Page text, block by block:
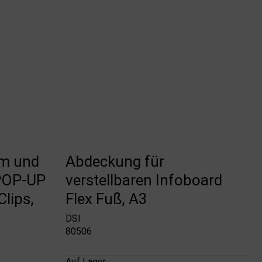
und
UP
Abdeckung für
verstellbaren Infoboard
Flex Fuß, A3
DSI
80506